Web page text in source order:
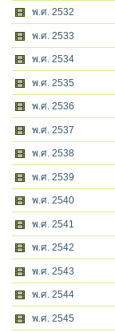
พ.ศ. 2532
พ.ศ. 2533
พ.ศ. 2534
พ.ศ. 2535
พ.ศ. 2536
พ.ศ. 2537
พ.ศ. 2538
พ.ศ. 2539
พ.ศ. 2540
พ.ศ. 2541
พ.ศ. 2542
พ.ศ. 2543
พ.ศ. 2544
พ.ศ. 2545